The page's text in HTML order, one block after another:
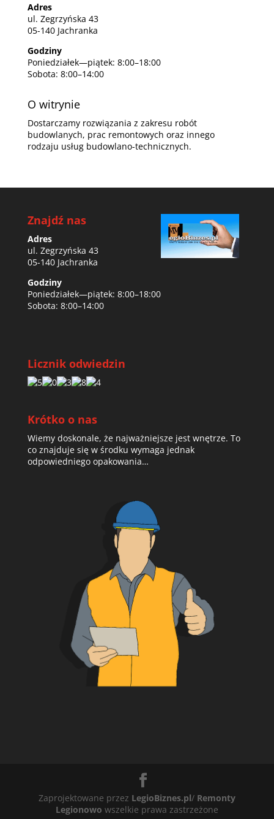
Adres
ul. Zegrzyńska 43
05-140 Jachranka
Godziny
Poniedziałek—piątek: 8:00–18:00
Sobota: 8:00–14:00
O witrynie
Dostarczamy rozwiązania z zakresu robót
budowlanych, prac remontowych oraz innego
rodzaju usług budowlano-technicznych.
Znajdź nas
Adres
ul. Zegrzyńska 43
05-140 Jachranka
Godziny
Poniedziałek—piątek: 8:00–18:00
Sobota: 8:00–14:00
Licznik odwiedzin
Krótko o nas
Wiemy doskonale, że najważniejsze jest wnętrze. To
co znajduje się w środku wymaga jednak
odpowiedniego opakowania…
Zaprojektowane przez LegioBiznes.pl/ Remonty
Legionowo wszelkie prawa zastrzeżone